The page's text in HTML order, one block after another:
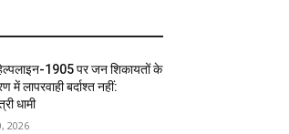
1905 पर जन शिकायतों के
में लापरवाही बर्दाश्त नहीं:
धामी
2026